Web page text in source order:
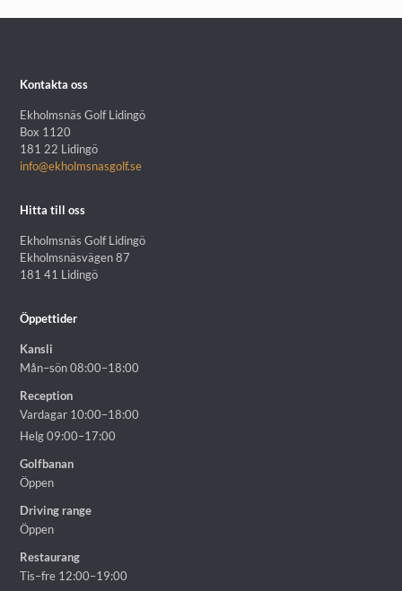
Kontakta oss
Ekholmsnäs Golf Lidingö
Box 1120
181 22 Lidingö
info@ekholmsnasgolf.se
Hitta till oss
Ekholmsnäs Golf Lidingö
Ekholmsnäsvägen 87
181 41 Lidingö
Öppettider
Kansli
Mån–sön 08:00–18:00
Reception
Vardagar 10:00–18:00
Helg 09:00–17:00
Golfbanan
Öppen
Driving range
Öppen
Restaurang
Tis–fre 12:00–19:00